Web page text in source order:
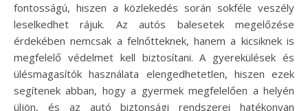
fontosságú, hiszen a közlekedés során sokféle veszély
leselkedhet rájuk. Az autós balesetek megelőzése
érdekében nemcsak a felnőtteknek, hanem a kicsiknek is
megfelelő védelmet kell biztosítani. A gyerekülések és
ülésmagasítók használata elengedhetetlen, hiszen ezek
segítenek abban, hogy a gyermek megfelelően a helyén
üljön, és az autó biztonsági rendszerei hatékonyan